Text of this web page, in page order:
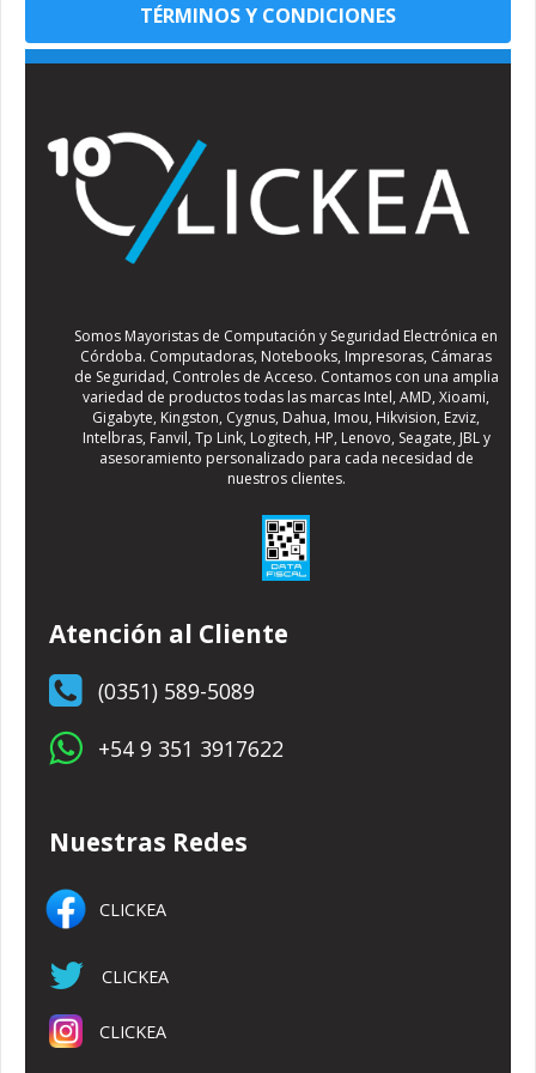
TÉRMINOS Y CONDICIONES
Somos Mayoristas de Computación y Seguridad Electrónica en
Córdoba. Computadoras, Notebooks, Impresoras, Cámaras
de Seguridad, Controles de Acceso. Contamos con una amplia
variedad de productos todas las marcas Intel, AMD, Xioami,
Gigabyte, Kingston, Cygnus, Dahua, Imou, Hikvision, Ezviz,
Intelbras, Fanvil, Tp Link, Logitech, HP, Lenovo, Seagate, JBL y
asesoramiento personalizado para cada necesidad de
nuestros clientes.
Atención al Cliente
(0351) 589-5089
+54 9 351 3917622
Nuestras Redes
CLICKEA
CLICKEA
CLICKEA